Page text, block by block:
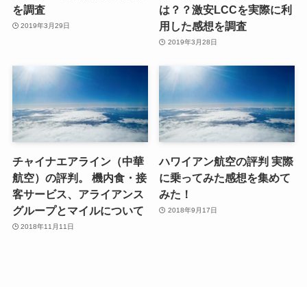
を調査
2019年3月29日
は？？激安LCCを実際に利
用した感想を調査
2019年3月28日
チャイナエアライン（中華
航空）の評判。 機内食・接
客サービス、アライアンス
グループとマイルについて
2018年11月11日
ハワイアン航空の評判 実際
に乗ってみた感想を集めて
みた！
2018年9月17日